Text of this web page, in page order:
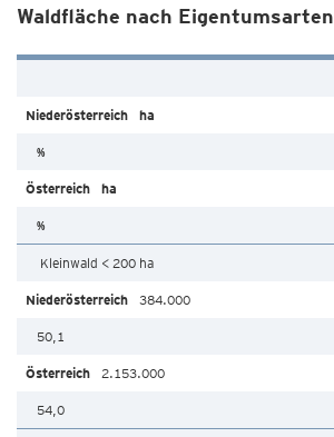
Waldfläche nach Eigentumsarten
ha
%
ha
%
Kleinwald < 200 ha
384.000
50,1
2.153.000
54,0